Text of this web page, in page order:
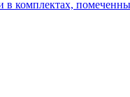
комплектах,